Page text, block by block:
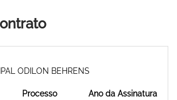
ODILON BEHRENS
Processo
Ano da Assinatura